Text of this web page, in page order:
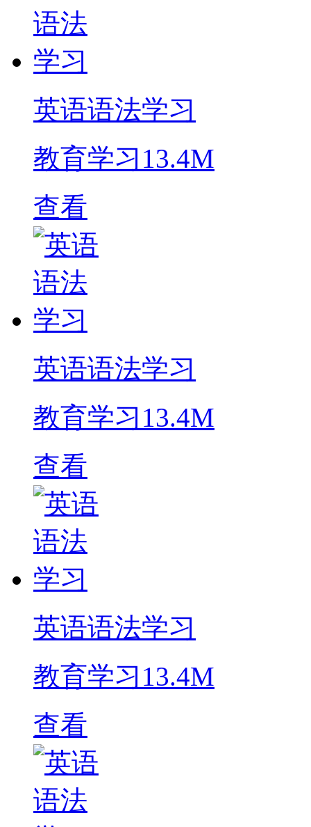
英语语法学习
教育学习 13.4M
查看
英语语法学习
教育学习 13.4M
查看
英语语法学习
教育学习 13.4M
查看